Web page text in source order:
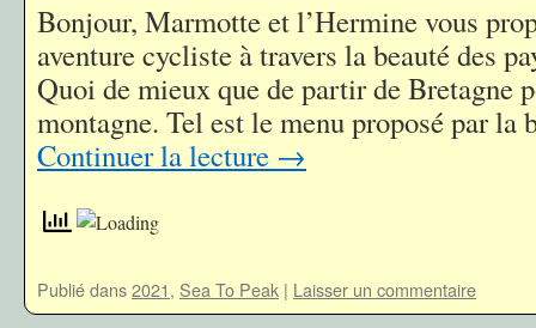
Bonjour, Marmotte et l’Hermine vous
aventure cycliste à travers la beauté des
Quoi de mieux que de partir de Bretagne
montagne. Tel est le menu proposé par
Continuer la lecture →
Publié dans2021, Sea To Peak | Laisser un commentaire